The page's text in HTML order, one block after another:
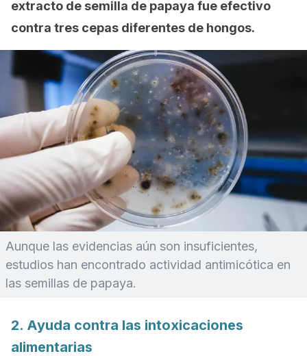
extracto de semilla de papaya fue efectivo
contra tres cepas diferentes de hongos.
Aunque las evidencias aún son insuficientes,
estudios han encontrado actividad antimicótica en
las semillas de papaya.
2. Ayuda contra las intoxicaciones
alimentarias